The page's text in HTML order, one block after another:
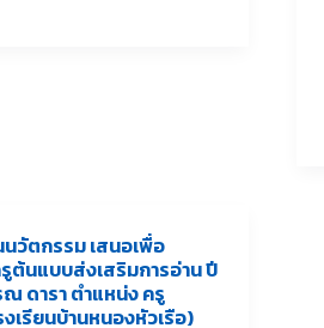
วัตกรรม เสนอเพื่อ
ต้นแบบส่งเสริมการอ่าน ปี
ดารา ตำแหน่ง ครู
เรียนบ้านหนองหัวเรือ)